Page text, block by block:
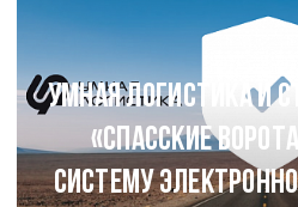
Умная Логистика и
«Спасские
систему